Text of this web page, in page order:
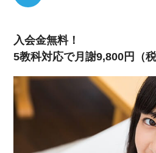
入会金無料！
5教科対応で月謝9,800円（税